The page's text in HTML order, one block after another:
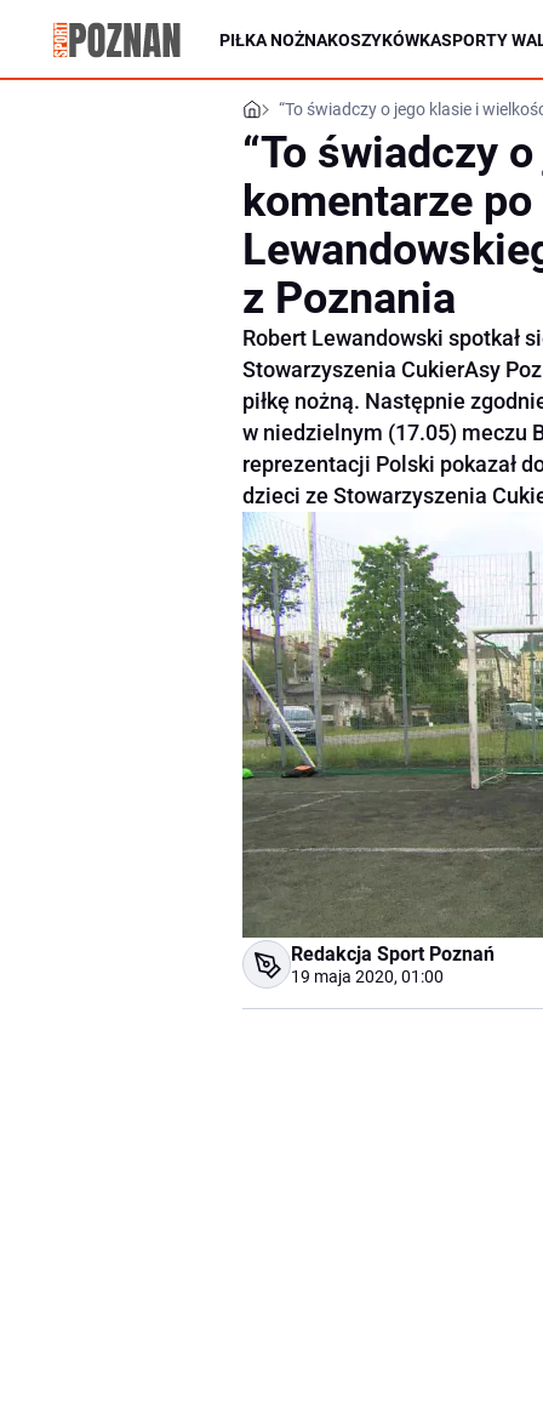
PIŁKA NOŻNAKOSZYKÓWKASPORTY
“To świadczy o jego klasie i
“To świadczy
komentarze
z Poznania
Robert Lewandowski spotkał
Stowarzyszenia CukierAsy
piłkę nożną. Następnie
w niedzielnym (17.05) meczu
reprezentacji Polski pokazał
dzieci ze Stowarzyszenia
Redakcja Sport Poznań
19 maja 2020, 01:00